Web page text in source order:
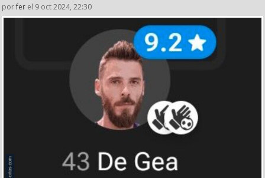
porfer el 9 oct 2024, 22:30